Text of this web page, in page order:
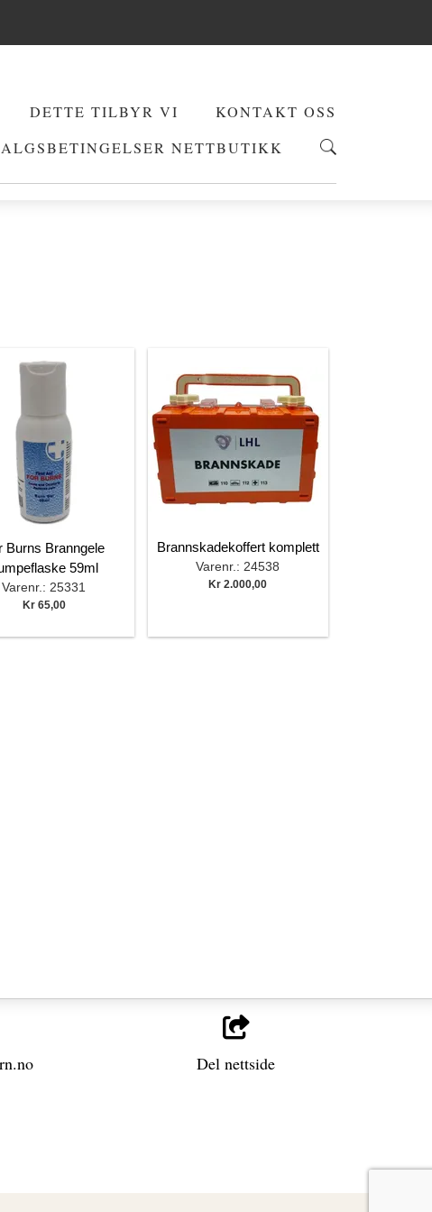
DETTE TILBYR VI
KONTAKT OSS
NETTBUTIKK
Burns Branngele
59ml
Varenr.: 25331
Kr 65,00
Brannskadekoffert komplett
Varenr.: 24538
Kr 2.000,00
Del nettside